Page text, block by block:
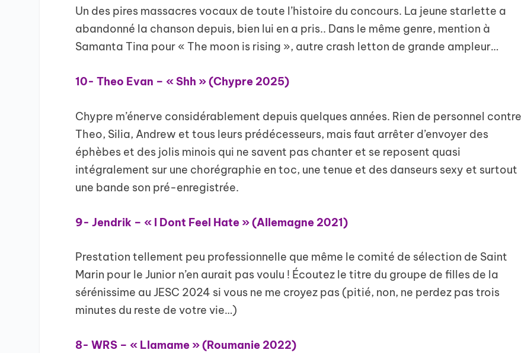
Un des pires massacres vocaux de toute l’histoire du concours. La jeune starlette a
abandonné la chanson depuis, bien lui en a pris.. Dans le même genre, mention à
Samanta Tina pour « The moon is rising », autre crash letton de grande ampleur…
10- Theo Evan – « Shh » (Chypre 2025)
Chypre m’énerve considérablement depuis quelques années. Rien de personnel contre
Theo, Silia, Andrew et tous leurs prédécesseurs, mais faut arrêter d’envoyer des
éphèbes et des jolis minois qui ne savent pas chanter et se reposent quasi
intégralement sur une chorégraphie en toc, une tenue et des danseurs sexy et surtout
une bande son pré-enregistrée.
9- Jendrik – « I Dont Feel Hate » (Allemagne 2021)
Prestation tellement peu professionnelle que même le comité de sélection de Saint
Marin pour le Junior n’en aurait pas voulu ! Écoutez le titre du groupe de filles de la
sérénissime au JESC 2024 si vous ne me croyez pas (pitié, non, ne perdez pas trois
minutes du reste de votre vie…)
8- WRS – « Llamame » (Roumanie 2022)